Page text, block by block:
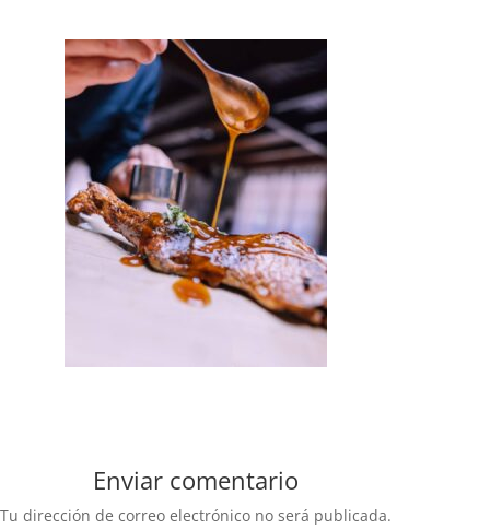
Enviar comentario
Tu dirección de correo electrónico no será publicada.